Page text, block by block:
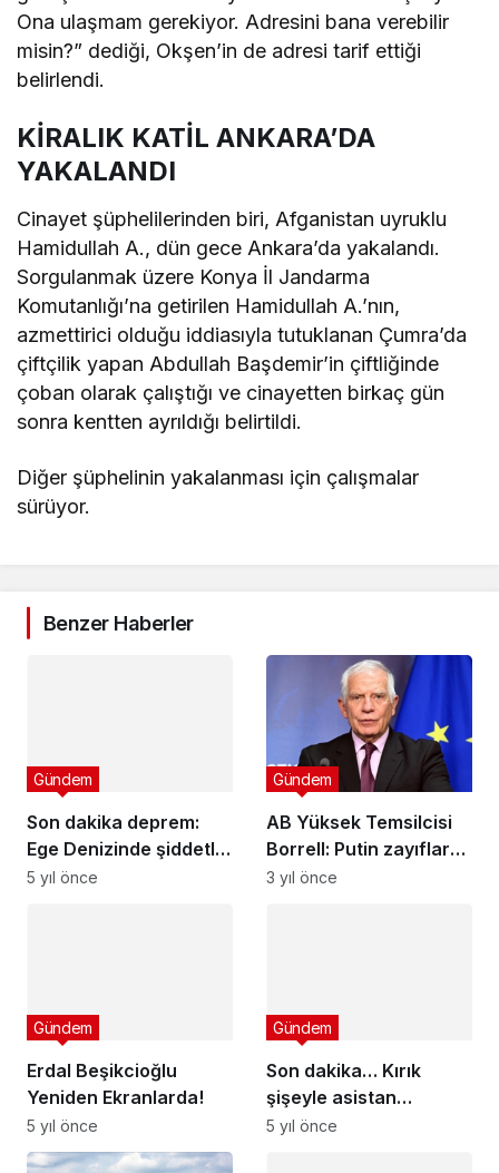
Ona ulaşmam gerekiyor. Adresini bana verebilir
misin?” dediği, Okşen’in de adresi tarif ettiği
belirlendi.
KİRALIK KATİL ANKARA’DA
YAKALANDI
Cinayet şüphelilerinden biri, Afganistan uyruklu
Hamidullah A., dün gece Ankara’da yakalandı.
Sorgulanmak üzere Konya İl Jandarma
Komutanlığı’na getirilen Hamidullah A.’nın,
azmettirici olduğu iddiasıyla tutuklanan Çumra’da
çiftçilik yapan Abdullah Başdemir’in çiftliğinde
çoban olarak çalıştığı ve cinayetten birkaç gün
sonra kentten ayrıldığı belirtildi.
Diğer şüphelinin yakalanması için çalışmalar
sürüyor.
Benzer Haberler
Ege Denizinde şiddetli
deprem
AB Yüksek Temsilcisi
Borrell: Putin zayıflarsa
daha büyük tehlike arz
Gündem
3 yıl önce
5 yıl önce
Son dakika… Kırık
şişeyle asistan
doktorun boğazını
kesmişti! 11 yıl hapis
cezasına çarptırıldı
5 yıl önce
Gündem